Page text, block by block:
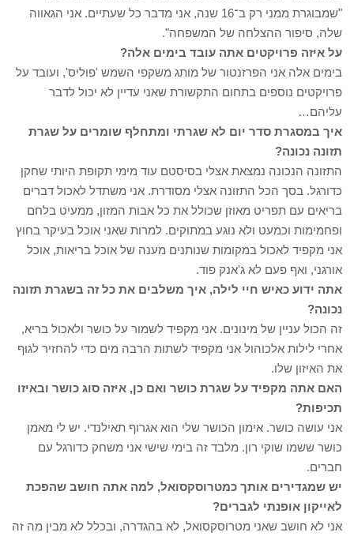
"שמבוגרת ממני רק ב־16 שנה, אני מדבר כל שעתיים. אני הגאווה
שלה, סיפור ההצלחה של המשפחה".
על איזה פרויקטים אתה עובד בימים אלה?
בימים אלה אני הפרזנטור של מותג משקפי השמש 'פוליס', ועובד על
פרויקטים נוספים בתחום התקשורת שאני עדיין לא יכול לדבר
עליהם…
איך במסגרת סדר יום לא שגרתי ומתחלף שומרים על שגרת
תזונה נכונה?
התזונה הנכונה נמצאת אצלי בסיסטם עוד מימי תקופת היותי שחקן
כדורגל. בסך הכל התזונה אצלי מסודרת. אני משתדל לאכול דברים
בריאים עם תפריט מאוזן שכולל את כל אבות המזון, ממעיט בלחם
ופחמימות וכמעט ולא נוגע במתוקים. למרות שאני אוכל בעיקר בחוץ
אני מקפיד לאכול במקומות שנותנים מענה של אוכל בריאות, אוכל
אורגני, ואף פעם לא ג'אנק פוד.
אתה ידוע כאיש חיי לילה, איך משלבים את כל זה בשגרת תזונה
נכונה?
זה הכול עניין של מינונים. אני מקפיד לשמור על כושר ולאכול בריא,
אחרי לילות אלכוהול אני מקפיד לשתות הרבה מים כדי להחזיר לגוף
את האיזון שלו.
האם אתה מקפיד על שגרת כושר ואם כן, איזה סוג כושר ובאיזו
תכיפות?
אני עושה כושר. אימון הכושר שלי הוא אגרוף תאילנדי. יש לי מאמן
כושר ששמו שוקי רון. מלבד זה בימי שישי אני משחק כדורגל עם
חברים.
יש שמגדירים אותך כמטרוסקסואל, למה אתה חושב שהפכת
לאייקון אופנתי לגברים?
אני לא חושב שאני מטרוסקסואל, לא בהגדרה, ובכלל לא מבין מה זה